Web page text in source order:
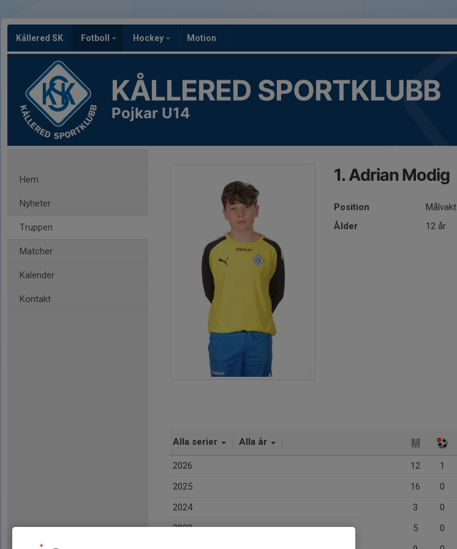
Kållered SK Fotboll Hockey Motion
KÅLLERED SPORTKLUBB
Pojkar U14
Hem
Nyheter
Truppen
Matcher
Kalender
Kontakt
1. Adrian Modig
Position
Målvakt
Ålder
12 år
Alla serier Alla år
2026 12 1
2025
16 0
2024
3 0
2023
5 0